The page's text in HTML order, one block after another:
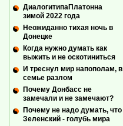
ДиалогитипаПлатонна
зимой 2022 года
Неожиданно тихая ночь в
Донецке
Когда нужно думать как
выжить и не оскотиниться
И треснул мир напополам, в
семье разлом
Почему Донбасс не
замечали и не замечают?
Почему не надо думать, что
Зеленский - голубь мира